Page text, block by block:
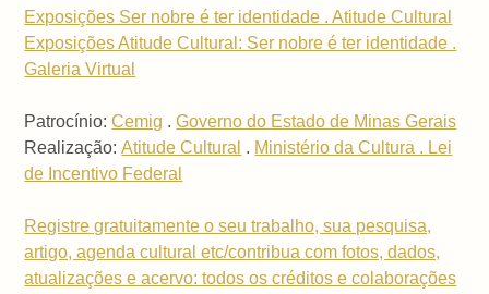
Exposições Ser nobre é ter identidade . Atitude Cultural
Exposições Atitude Cultural: Ser nobre é ter identidade .
Galeria Virtual
Patrocínio:Cemig .Governo do Estado de Minas Gerais
Realização:Atitude Cultural . Ministério da Cultura . Lei
de Incentivo Federal
Registre gratuitamente o seu trabalho, sua pesquisa,
artigo, agenda cultural etc/contribua com fotos, dados,
atualizações e acervo: todos os créditos e colaborações